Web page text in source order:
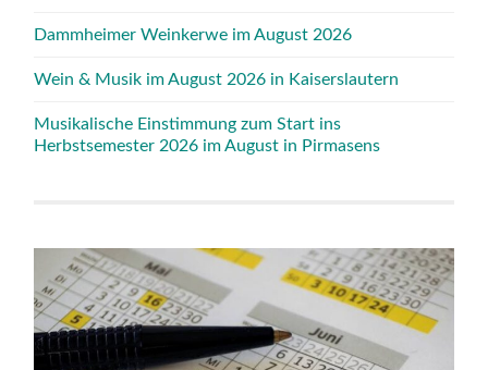
Dammheimer Weinkerwe im August 2026
Wein & Musik im August 2026 in Kaiserslautern
Musikalische Einstimmung zum Start ins
Herbstsemester 2026 im August in Pirmasens